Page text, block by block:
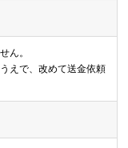
ん。
えで、改めて送金依頼